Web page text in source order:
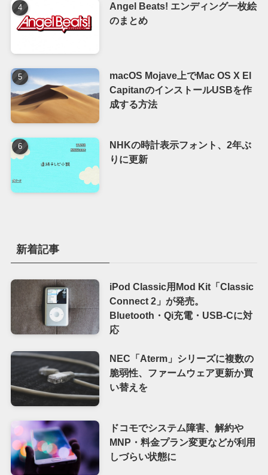
Angel Beats! エンディング一枚絵
のまとめ
macOS Mojave上でMac OS X El
CapitanのインストールUSBを作
成する方法
NHKの時計表示フォント、2年ぶ
りに更新
新着記事
iPod Classic用Mod Kit「Classic
Connect 2」が発売。
Bluetooth・Qi充電・USB-Cに対
応
NEC「Aterm」シリーズに複数の
脆弱性、ファームウェア更新か買
い替えを
ドコモでシステム障害、解約や
MNP・料金プラン変更などが利用
しづらい状態に